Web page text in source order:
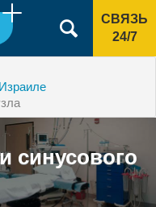
СВЯЗЬ
24/7
синусового